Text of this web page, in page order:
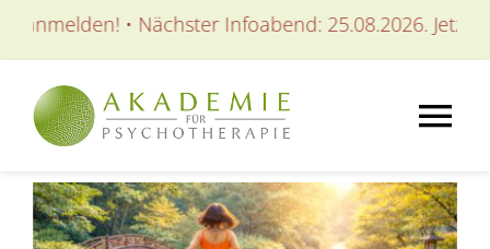
Inhalt
springen
• Nächster Infoabend: 25.08.2026. Jetzt
AKADEMIE